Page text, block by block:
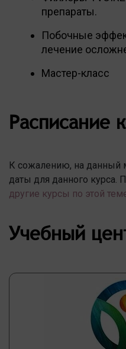
препараты.
Побочные
лечение
Мастер-класс
Расписание
К сожалению, на данный
даты для данного курса.
другие курсы по этой
Учебный